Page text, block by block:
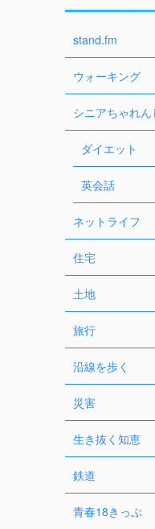
stand.fm
ウォーキング
シニアちゃれん
ダイエット
英会話
ネットライフ
住宅
土地
旅行
沿線を歩く
災害
生き抜く知恵
鉄道
青春18きっぷ